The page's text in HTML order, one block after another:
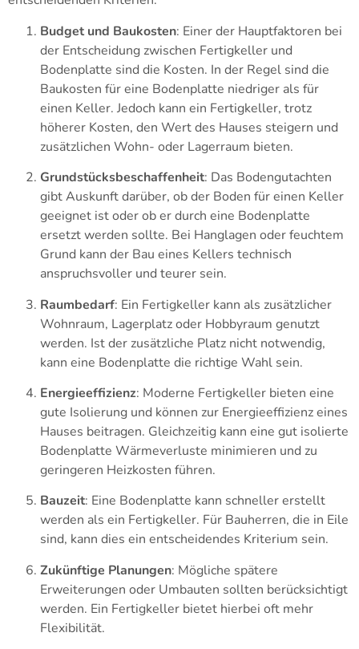
Budget und Baukosten: Einer der Hauptfaktoren bei
der Entscheidung zwischen Fertigkeller und
Bodenplatte sind die Kosten. In der Regel sind die
Baukosten für eine Bodenplatte niedriger als für
einen Keller. Jedoch kann ein Fertigkeller, trotz
höherer Kosten, den Wert des Hauses steigern und
zusätzlichen Wohn- oder Lagerraum bieten.
Grundstücksbeschaffenheit: Das Bodengutachten
gibt Auskunft darüber, ob der Boden für einen Keller
geeignet ist oder ob er durch eine Bodenplatte
ersetzt werden sollte. Bei Hanglagen oder feuchtem
Grund kann der Bau eines Kellers technisch
anspruchsvoller und teurer sein.
Raumbedarf: Ein Fertigkeller kann als zusätzlicher
Wohnraum, Lagerplatz oder Hobbyraum genutzt
werden. Ist der zusätzliche Platz nicht notwendig,
kann eine Bodenplatte die richtige Wahl sein.
Energieeffizienz: Moderne Fertigkeller bieten eine
gute Isolierung und können zur Energieeffizienz eines
Hauses beitragen. Gleichzeitig kann eine gut isolierte
Bodenplatte Wärmeverluste minimieren und zu
geringeren Heizkosten führen.
Bauzeit: Eine Bodenplatte kann schneller erstellt
werden als ein Fertigkeller. Für Bauherren, die in Eile
sind, kann dies ein entscheidendes Kriterium sein.
Zukünftige Planungen: Mögliche spätere
Erweiterungen oder Umbauten sollten berücksichtigt
werden. Ein Fertigkeller bietet hierbei oft mehr
Flexibilität.